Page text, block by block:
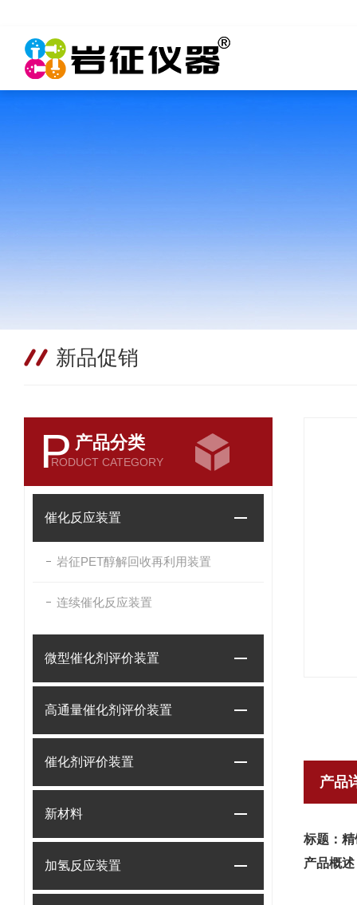
新品促销
P 产品分类
RODUCT CATEGORY
催化反应装置
岩征PET醇解回收再利用装置
连续催化反应装置
微型催化剂评价装置
高通量催化剂评价装置
催化剂评价装置
新材料
加氢反应装置
产品
标题：
产品概述